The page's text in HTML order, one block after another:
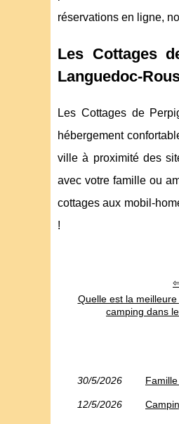
réservations en ligne,
Les Cottages
Languedoc-
Les Cottages de
hébergement
ville à proximité des
avec votre famille ou
cottages aux mobil-
!
Quelle est la
camping dans
30/5/2026
12/5/2026